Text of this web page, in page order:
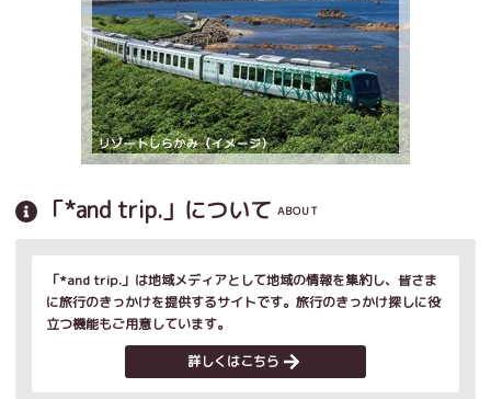
「*and trip.」について ABOUT
「*and trip.」は地域メディアとして地域の情報を集約し、皆さま
に旅行のきっかけを提供するサイトです。旅行のきっかけ探しに役
立つ機能もご用意しています。
詳しくはこちら